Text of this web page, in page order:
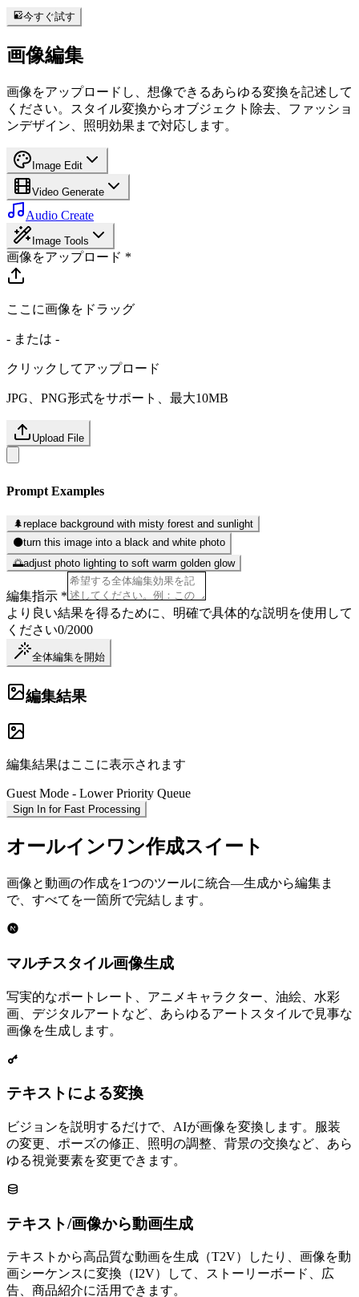
今すぐ試す
画像編集
画像をアップロードし、想像できるあらゆる変換を記述して
ください。スタイル変換からオブジェクト除去、ファッショ
ンデザイン、照明効果まで対応します。
Image Edit
Video Generate
Audio Create
Image Tools
画像をアップロード *
ここに画像をドラッグ
- または -
クリックしてアップロード
JPG、PNG形式をサポート、最大10MB
Upload File
Prompt Examples
🌲replace background with misty forest and sunlight
⚫turn this image into a black and white photo
🌅adjust photo lighting to soft warm golden glow
編集指示 *
より良い結果を得るために、明確で具体的な説明を使用して
ください0/2000
全体編集を開始
編集結果
編集結果はここに表示されます
Guest Mode - Lower Priority Queue
Sign In for Fast Processing
オールインワン作成スイート
画像と動画の作成を1つのツールに統合—生成から編集ま
で、すべてを一箇所で完結します。
マルチスタイル画像生成
写実的なポートレート、アニメキャラクター、油絵、水彩
画、デジタルアートなど、あらゆるアートスタイルで見事な
画像を生成します。
テキストによる変換
ビジョンを説明するだけで、AIが画像を変換します。服装
の変更、ポーズの修正、照明の調整、背景の交換など、あら
ゆる視覚要素を変更できます。
テキスト/画像から動画生成
テキストから高品質な動画を生成（T2V）したり、画像を動
画シーケンスに変換（I2V）して、ストーリーボード、広
告、商品紹介に活用できます。